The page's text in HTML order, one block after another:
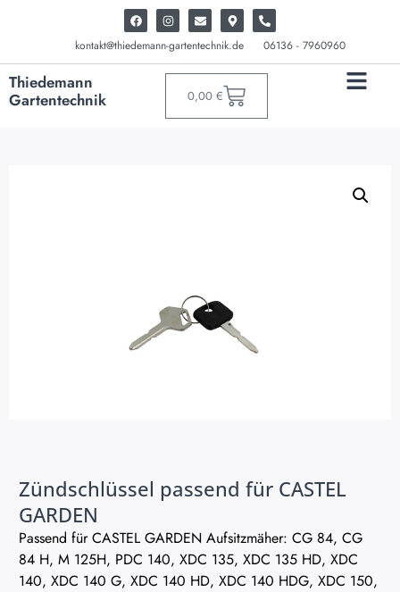
kontakt@thiedemann-gartentechnik.de 06136 - 7960960
Thiedemann
Gartentechnik
0,00 €
Zündschlüssel passend für CASTEL
GARDEN
Passend für CASTEL GARDEN Aufsitzmäher: CG 84, CG
84 H, M 125H, PDC 140, XDC 135, XDC 135 HD, XDC
140, XDC 140 G, XDC 140 HD, XDC 140 HDG, XDC 150,